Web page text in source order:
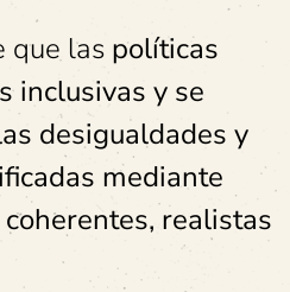
que las políticas
inclusivas y se
desigualdades y
mediante
realistas